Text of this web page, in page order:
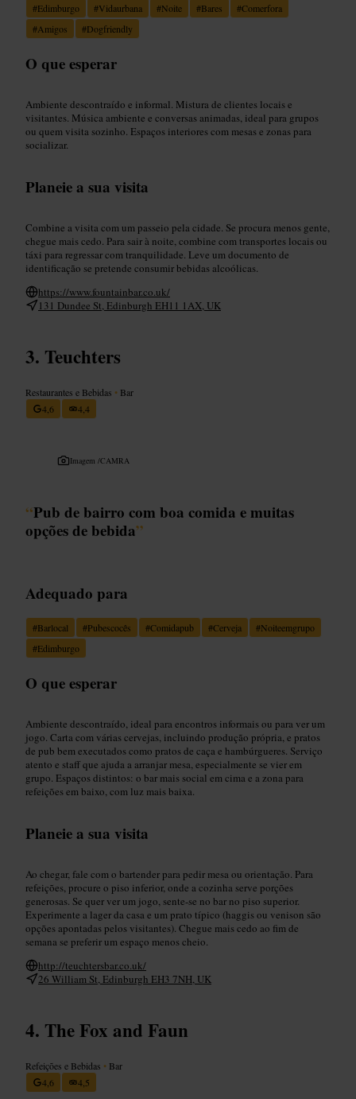
#Edimburgo #Vidaurbana #Noite #Bares #Comerfora
#Amigos #Dogfriendly
O que esperar
Ambiente descontraído e informal. Mistura de clientes locais e
visitantes. Música ambiente e conversas animadas, ideal para grupos
ou quem visita sozinho. Espaços interiores com mesas e zonas para
socializar.
Planeie a sua visita
Combine a visita com um passeio pela cidade. Se procura menos gente,
chegue mais cedo. Para sair à noite, combine com transportes locais ou
táxi para regressar com tranquilidade. Leve um documento de
identificação se pretende consumir bebidas alcoólicas.
https://www.fountainbar.co.uk/
131 Dundee St, Edinburgh EH11 1AX, UK
Teuchters
Restaurantes e Bebidas • Bar
4,6
4,4
Imagem /CAMRA
“Pub de bairro com boa comida e muitas
opções de bebida”
Adequado para
#Barlocal #Pubescocês #Comidapub #Cerveja #Noiteemgrupo
#Edimburgo
O que esperar
Ambiente descontraído, ideal para encontros informais ou para ver um
jogo. Carta com várias cervejas, incluindo produção própria, e pratos
de pub bem executados como pratos de caça e hambúrgueres. Serviço
atento e staff que ajuda a arranjar mesa, especialmente se vier em
grupo. Espaços distintos: o bar mais social em cima e a zona para
refeições em baixo, com luz mais baixa.
Planeie a sua visita
Ao chegar, fale com o bartender para pedir mesa ou orientação. Para
refeições, procure o piso inferior, onde a cozinha serve porções
generosas. Se quer ver um jogo, sente-se no bar no piso superior.
Experimente a lager da casa e um prato típico (haggis ou venison são
opções apontadas pelos visitantes). Chegue mais cedo ao fim de
semana se preferir um espaço menos cheio.
http://teuchtersbar.co.uk/
26 William St, Edinburgh EH3 7NH, UK
The Fox and Faun
Refeições e Bebidas • Bar
4,6
4,5